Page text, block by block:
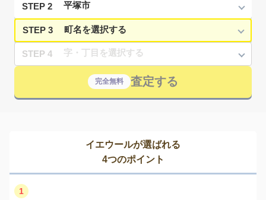
STEP 2
STEP 3
STEP 4
完全無料 査定する
イエウールが選ばれる
4つのポイント
1